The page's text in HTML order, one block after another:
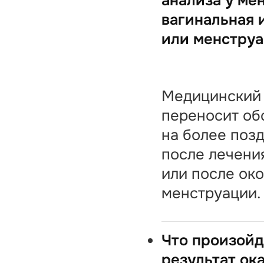
вагинальная
или
переносит
на более
после
или после
менструации.
Что